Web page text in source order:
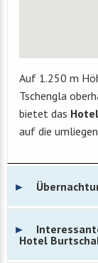
Auf 1.250 m
Tschengla
bietet das
auf die
Hotel